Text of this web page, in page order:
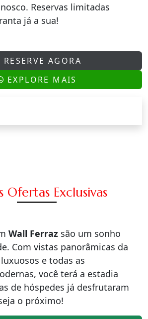
Reservas limitadas
já a sua!
RESERVE AGORA
EXPLORE MAIS
Ofertas Exclusivas
Wall Ferraz são um sonho
Com vistas panorâmicas da
e todas as
você terá a estadia
de hóspedes já desfrutaram
o próximo!